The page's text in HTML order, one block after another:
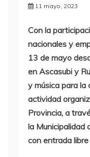
11 mayo, 2023
Con la
nacionales y
13 de mayo
en Ascasubi y
y música para la
actividad
Provincia, a
la Municipalidad
con entrada